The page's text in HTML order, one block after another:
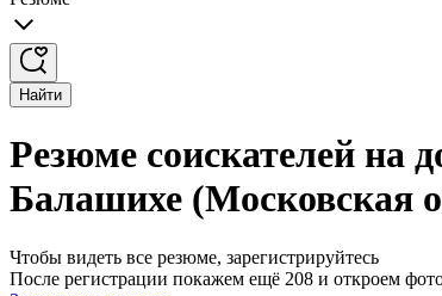
Найти
Резюме соискателей на
Балашихе (Московская
Чтобы видеть все резюме, зарегистрируйтесь
После регистрации покажем ещё 208 и откроем